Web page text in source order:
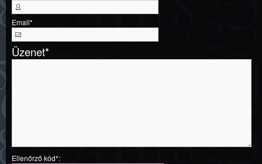
Email*
Üzenet*
Ellenőrző kód*: